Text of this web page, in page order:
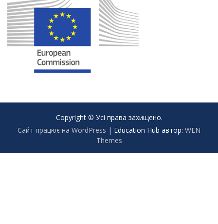
Copyright © Усі права захищено.
Сайт працює на WordPress | Education Hub автор: WEN
Themes